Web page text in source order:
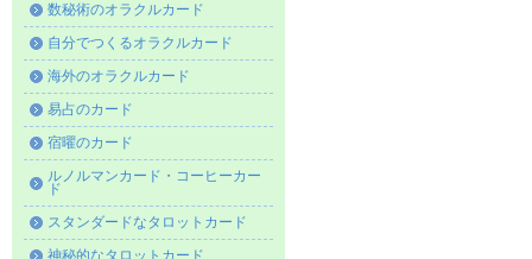
数秘術のオラクルカード
自分でつくるオラクルカード
海外のオラクルカード
易占のカード
宿曜のカード
ルノルマンカード・コーヒーカー
ド
スタンダードなタロットカード
神秘的なタロットカード